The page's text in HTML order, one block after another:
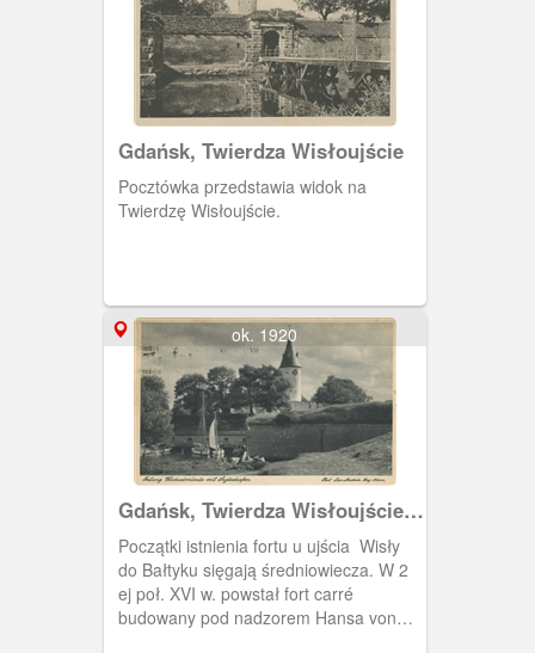
Gdańsk, Twierdza Wisłoujście
Pocztówka przedstawia widok na
Twierdzę Wisłoujście.
ok. 1920
Gdańsk, Twierdza Wisłoujście z
przystanią dla żaglówek, Danzig
Festung Weichselmünde mit
Seglerhafen
Początki istnienia fortu u ujścia Wisły
do Bałtyku sięgają średniowiecza. W 2
ej poł. XVI w. powstał fort carré
budowany pod nadzorem Hansa von